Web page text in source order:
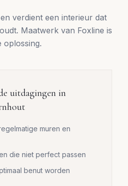
verdient een interieur dat
Maatwerk van Foxline is
oplossing.
uitdagingen in
muren en
die niet perfect passen
benut worden